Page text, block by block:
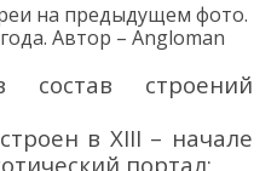
на предыдущем фото.
Автор – Angloman
строений
в XIII – начале
портал;